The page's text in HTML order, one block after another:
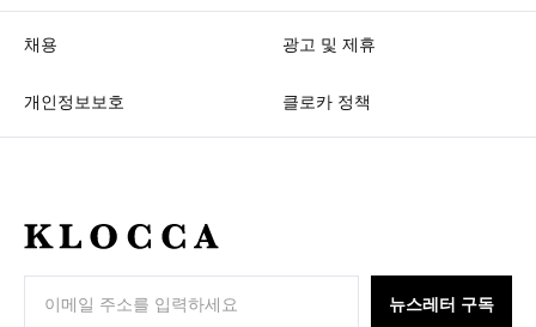
채용 광고 및 제휴
개인정보보호 클로카 정책
K
뉴스레터 구독